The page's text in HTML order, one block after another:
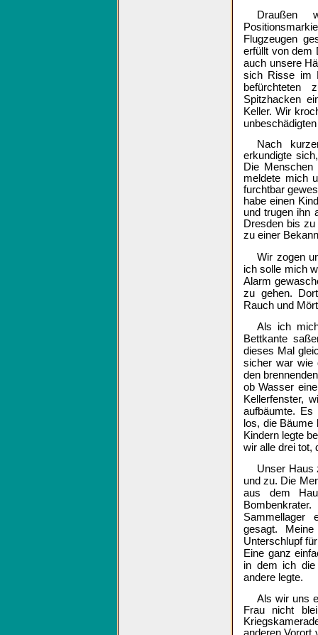
Draußen
Flugzeugen
erfüllt von dem
auch unsere
sich Risse im
befürchteten
Spitzhacken
Keller. Wir
Nach
erkundigte
Die
meldete mich
furchtbar
habe einen
und trugen ihn
Dresden bis
zu einer
Wir zogen
ich solle mich
Alarm
zu gehen.
Rauch und
Als ich
Bettkante
dieses Mal
sicher war wie
den
ob Wasser
Kellerfenster,
aufbäumte.
los, die Bäume
Kindern legte
wir alle drei tot,
Unser Haus
und zu. Die
aus dem
Sammellager
gesagt.
Unterschlupf
Eine ganz
in dem ich
andere legte.
Als wir uns
Frau nicht
anderen Vorort